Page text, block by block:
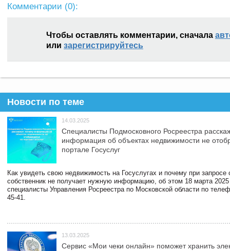
Комментарии (0):
Чтобы оставлять комментарии, сначала
или зарегистрируйтесь
Новости по теме
14.03.2025
Специалисты Подмосковного Росреестра
информация об объектах недвижимости не
портале Госуслуг
Как увидеть свою недвижимость на Госуслугах и почему при запросе
собственник не получает нужную информацию, об этом 18 марта 2025
специалисты Управления Росреестра по Московской области по
45-41.
13.03.2025
Сервис «Мои чеки онлайн» поможет хранить